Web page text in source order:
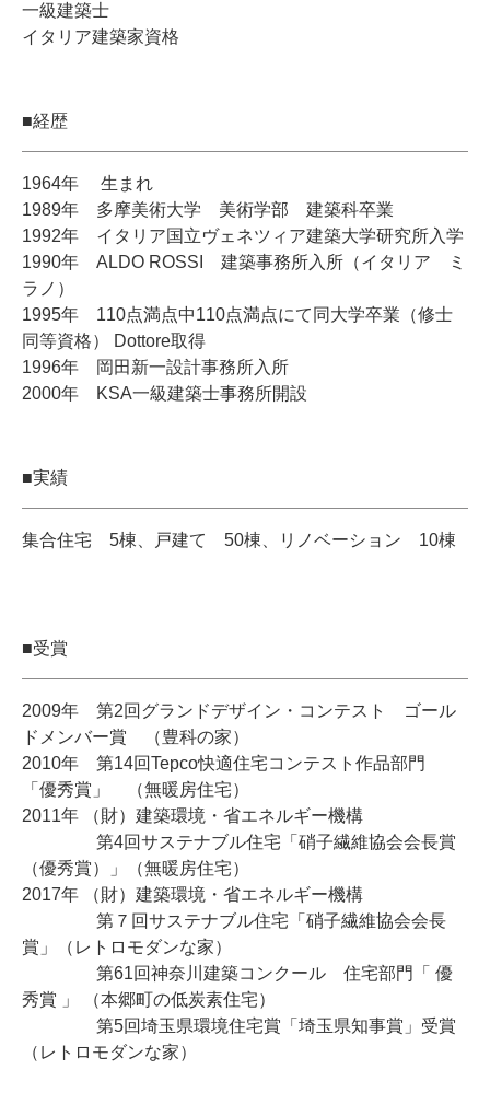
一級建築士
イタリア建築家資格
■経歴
1964年 生まれ
1989年 多摩美術大学 美術学部 建築科卒業
1992年 イタリア国立ヴェネツィア建築大学研究所入学
1990年 ALDO ROSSI 建築事務所入所（イタリア ミ
ラノ）
1995年 110点満点中110点満点にて同大学卒業（修士
同等資格） Dottore取得
1996年 岡田新一設計事務所入所
2000年 KSA一級建築士事務所開設
■実績
集合住宅 5棟、戸建て 50棟、リノベーション 10棟
■受賞
2009年 第2回グランドデザイン・コンテスト ゴール
ドメンバー賞 （豊科の家）
2010年 第14回Tepco快適住宅コンテスト作品部門
「優秀賞」 （無暖房住宅）
2011年 （財）建築環境・省エネルギー機構
第4回サステナブル住宅「硝子繊維協会会長賞
（優秀賞）」（無暖房住宅）
2017年 （財）建築環境・省エネルギー機構
第７回サステナブル住宅「硝子繊維協会会長
賞」（レトロモダンな家）
第61回神奈川建築コンクール 住宅部門「 優
秀賞 」 （本郷町の低炭素住宅）
第5回埼玉県環境住宅賞「埼玉県知事賞」受賞
（レトロモダンな家）